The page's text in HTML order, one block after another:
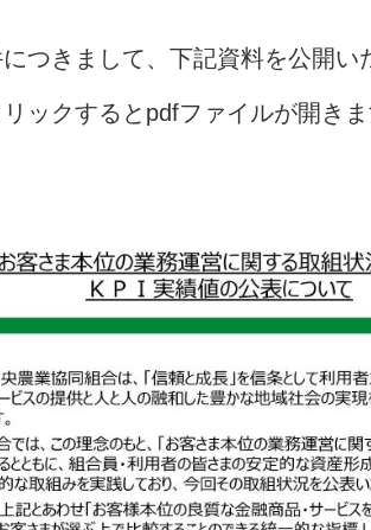
につきまして、下記資料を公開い
ックするとpdfファイルが開き